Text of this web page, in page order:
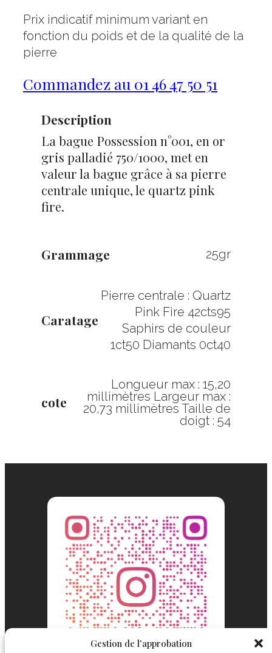
Gestion de l'approbation
Prix indicatif minimum variant en
fonction du poids et de la qualité de la
pierre
Commandez au 01 46 47 50 51
Description
La bague Possession n°001, en or
gris palladié 750/1000, met en
valeur la bague grâce à sa pierre
centrale unique, le quartz pink
fire.
Grammage 25gr
Caratage
Pierre centrale : Quartz
Pink Fire 42cts95
Saphirs de couleur
1ct50 Diamants 0ct40
cote
Longueur max : 15,20
millimètres Largeur max :
20,73 millimètres Taille de
doigt : 54